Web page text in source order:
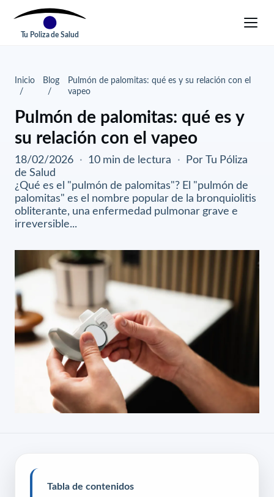
Tu Poliza de Salud
Inicio Blog
Pulmón de palomitas: qué es y su relación con el
vapeo
Pulmón de palomitas: qué es y
su relación con el vapeo
18/02/2026 · 10 min de lectura ·
Por Tu Póliza
de Salud
¿Qué es el "pulmón de palomitas"? El "pulmón de
palomitas" es el nombre popular de la bronquiolitis
obliterante, una enfermedad pulmonar grave e
irreversible...
Tabla de contenidos